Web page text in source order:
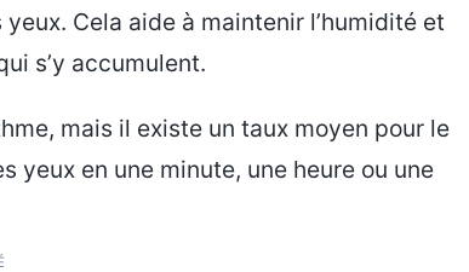
Cela aide à maintenir l’humidité et
s’y accumulent.
mais il existe un taux moyen pour le
yeux en une minute, une heure ou une